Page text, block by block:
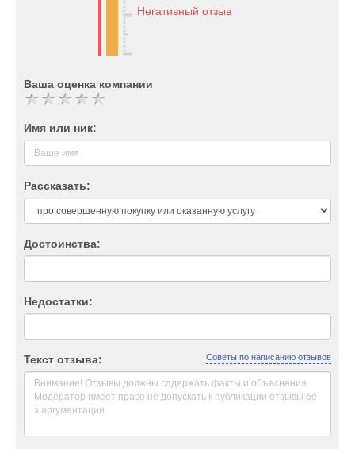
Негативный отзыв
Ваша оценка компании
Имя или ник:
Рассказать:
Достоинства:
Недостатки:
Текст отзыва: Советы по написанию отзывов